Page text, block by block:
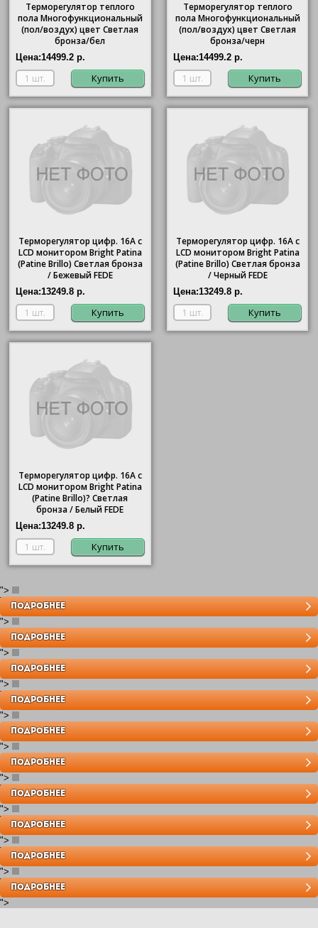
Терморегулятор теплого
пола Многофункциональный
(пол/воздух) цвет Светлая
бронза/бел
Цена:14499.2 р.
Купить
Терморегулятор теплого
пола Многофункциональный
(пол/воздух) цвет Светлая
бронза/черн
Цена:14499.2 р.
Купить
Терморегулятор цифр. 16А с
LCD монитором Bright Patina
(Patine Brillo) Светлая бронза
/ Бежевый FEDE
Цена:13249.8 р.
Купить
Терморегулятор цифр. 16А с
LCD монитором Bright Patina
(Patine Brillo) Светлая бронза
/ Черный FEDE
Цена:13249.8 р.
Купить
Терморегулятор цифр. 16А с
LCD монитором Bright Patina
(Patine Brillo)? Светлая
бронза / Белый FEDE
Цена:13249.8 р.
Купить
">
Toledo
ПОДРОБНЕЕ
">
Emporio
ПОДРОБНЕЕ
">
Sanremo
ПОДРОБНЕЕ
">
Toscana Palace
ПОДРОБНЕЕ
">
Smalto Italiano
ПОДРОБНЕЕ
">
Crystal De Luxe
ПОДРОБНЕЕ
">
Vintage Tapestry
ПОДРОБНЕЕ
">
Vintage Wood
ПОДРОБНЕЕ
">
Vintage Corinto
ПОДРОБНЕЕ
">
Vintage Porcelain
ПОДРОБНЕЕ
">